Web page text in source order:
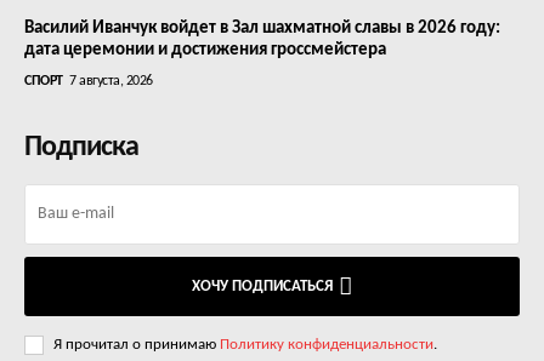
Василий Иванчук войдет в Зал шахматной славы в 2026 году:
дата церемонии и достижения гроссмейстера
СПОРТ 7 августа, 2026
Подписка
ХОЧУ ПОДПИСАТЬСЯ
Я прочитал о принимаю Политику конфиденциальности.